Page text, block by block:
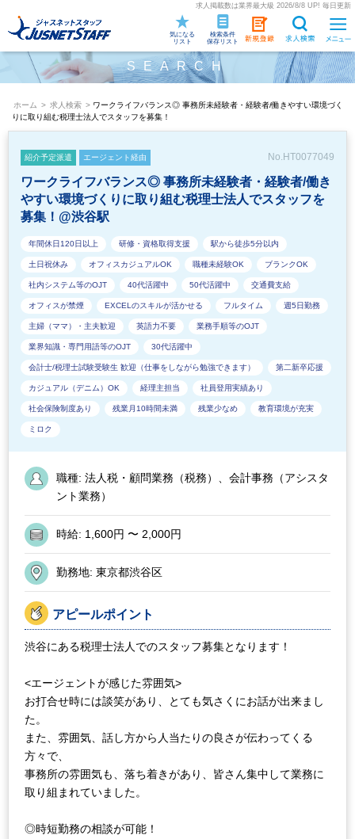
求人掲載数は業界最大級 2026/8/8 UP! 毎日更新
検索条件
保存リスト
気になる
リスト
SEARCH
ホーム > 求人検索 > ワークライフバランス◎ 事務所未経験者・経験者/働きやすい環境づく
りに取り組む税理士法人でスタッフを募集！
紹介予定派遣 エージェント経由 No.HT0077049
ワークライフバランス◎ 事務所未経験者・経験者/働き
やすい環境づくりに取り組む税理士法人でスタッフを
募集！@渋谷駅
年間休日120日以上 研修・資格取得支援 駅から徒歩5分以内
土日祝休み オフィスカジュアルOK 職種未経験OK ブランクOK
社内システム等のOJT 40代活躍中 50代活躍中 交通費支給
オフィスが禁煙 EXCELのスキルが活かせる フルタイム 週5日勤務
主婦（ママ）・主夫歓迎 英語力不要 業務手順等のOJT
業界知識・専門用語等のOJT 30代活躍中
会計士/税理士試験受験生 歓迎（仕事をしながら勉強できます） 第二新卒応援
カジュアル（デニム）OK 経理主担当 社員登用実績あり
社会保険制度あり 残業月10時間未満 残業少なめ 教育環境が充実
ミロク
職種: 法人税・顧問業務（税務）、会計事務（アシスタ
ント業務）
時給: 1,600円 〜 2,000円
勤務地: 東京都渋谷区
アピールポイント
渋谷にある税理士法人でのスタッフ募集となります！
<エージェントが感じた雰囲気>
お打合せ時には談笑があり、とても気さくにお話が出来まし
た。
また、雰囲気、話し方から人当たりの良さが伝わってくる
方々で、
事務所の雰囲気も、落ち着きがあり、皆さん集中して業務に
取り組まれていました。
◎時短勤務の相談が可能！